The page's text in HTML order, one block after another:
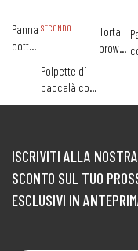
Panna
cotta
castagne
SECONDO
Polpette di
baccalà con
datterini e
Torta
brownies
ISCRIVITI ALLA
SCONTO SUL TUO
ESCLUSIVI IN